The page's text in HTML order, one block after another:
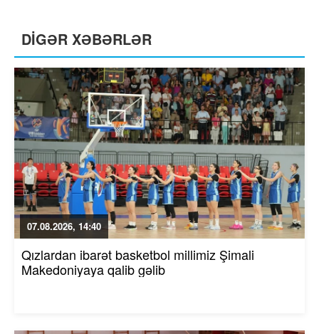
DİGƏR XƏBƏRLƏR
07.08.2026, 14:40
Qızlardan ibarət basketbol millimiz Şimali
Makedoniyaya qalib gəlib